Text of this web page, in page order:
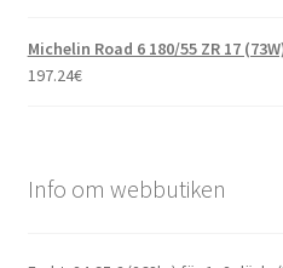
Michelin Road 6 180/55 ZR 17
197.24€
Info om webbutiken